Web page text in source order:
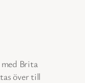
Brita
över till